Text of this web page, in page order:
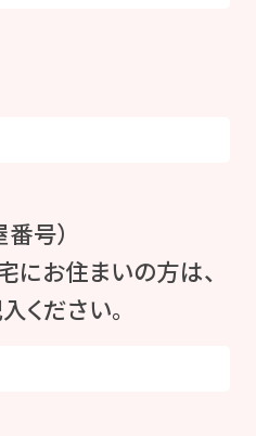
号）
にお住まいの方は、
ください。